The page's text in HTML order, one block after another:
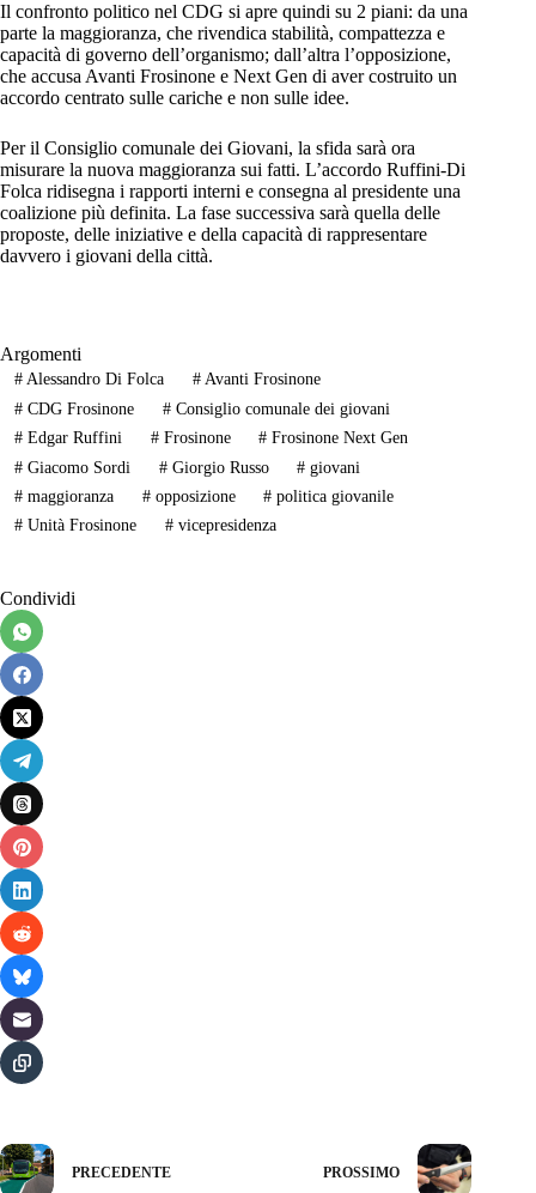
Il confronto politico nel CDG si apre quindi su 2 piani: da una
parte la maggioranza, che rivendica stabilità, compattezza e
capacità di governo dell’organismo; dall’altra l’opposizione,
che accusa Avanti Frosinone e Next Gen di aver costruito un
accordo centrato sulle cariche e non sulle idee.
Per il Consiglio comunale dei Giovani, la sfida sarà ora
misurare la nuova maggioranza sui fatti. L’accordo Ruffini-Di
Folca ridisegna i rapporti interni e consegna al presidente una
coalizione più definita. La fase successiva sarà quella delle
proposte, delle iniziative e della capacità di rappresentare
davvero i giovani della città.
Argomenti
#Alessandro Di Folca #Avanti Frosinone
#CDG Frosinone #Consiglio comunale dei giovani
#Edgar Ruffini #Frosinone # Frosinone Next Gen
#Giacomo Sordi #Giorgio Russo # giovani
#maggioranza #opposizione # politica giovanile
#Unità Frosinone #vicepresidenza
Condividi
PRECEDENTE PROSSIMO